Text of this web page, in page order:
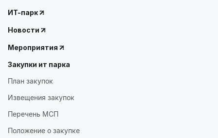
ИТ-парк
Новости
Мероприятия
Закупки ит парка
План закупок
Извещения закупок
Перечень МСП
Положение о закупке